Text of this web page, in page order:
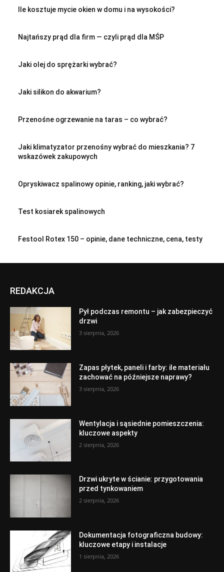
Ile kosztuje mycie okien w domu i na wysokości?
Najtańszy prąd dla firm — czyli prąd dla MŚP
Jaki olej do sprężarki wybrać?
Jaki silikon do akwarium?
Przenośne ogrzewanie na taras – co wybrać?
Jaki klimatyzator przenośny wybrać do mieszkania? 7
wskazówek zakupowych
Opryskiwacz spalinowy opinie, ranking, jaki wybrać?
Test kosiarek spalinowych
Festool Rotex 150 – opinie, dane techniczne, cena, testy
REDAKCJA
Pył podczas remontu – jak zabezpieczyć
drzwi
3 sierpnia, 2026
Zapas płytek, paneli i farby: ile materiału
zachować na późniejsze naprawy?
3 sierpnia, 2026
Wentylacja i sąsiednie pomieszczenia:
kluczowe aspekty
2 sierpnia, 2026
Drzwi ukryte w ścianie: przygotowania
przed tynkowaniem
2 sierpnia, 2026
Dokumentacja fotograficzna budowy:
kluczowe etapy i instalacje
1 sierpnia, 2026